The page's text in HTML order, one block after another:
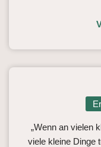
„Wenn an vielen
viele kleine Dinge